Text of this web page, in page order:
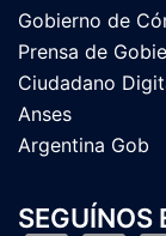
Gobierno de
Prensa de
Ciudadano
Anses
Argentina Gob
SEGUÍNOS